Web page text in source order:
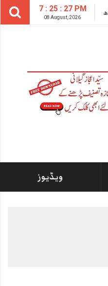
7 : 25 : 27 PM
08 August, 2026
ویڈیوز